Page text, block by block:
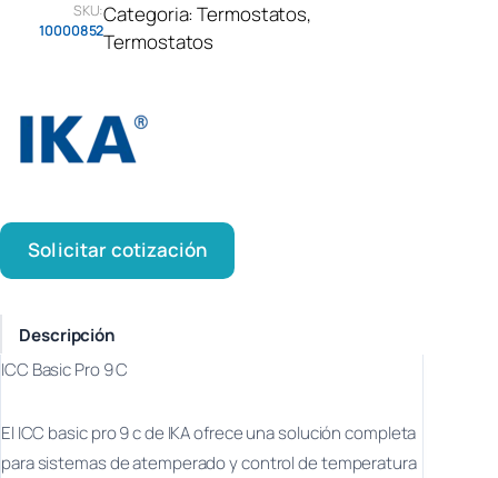
SKU:
10000852
Categoria:Termostatos
Termostatos
Solicitar cotización
Descripción
ICC Basic Pro 9 C
El ICC basic pro 9 c de IKA ofrece una solución completa
para sistemas de atemperado y control de temperatura